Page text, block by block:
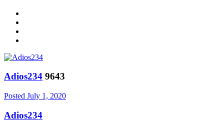
Adios234 9643
Posted July 1, 2020
Adios234